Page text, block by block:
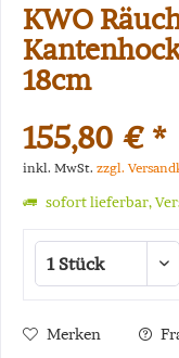
KWO
18cm
155,80 € *
inkl. MwSt. zzgl.
sofort lieferbar,
Merken